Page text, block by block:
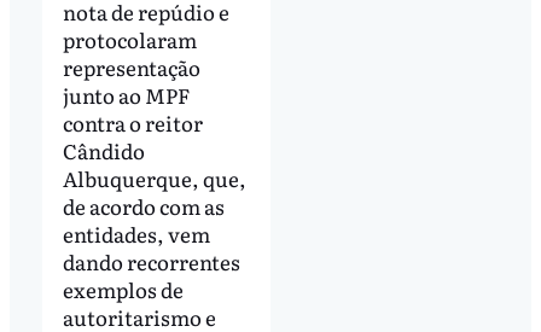
nota de repúdio e
protocolaram
representação
junto ao MPF
contra o reitor
Cândido
Albuquerque, que,
de acordo com as
entidades, vem
dando recorrentes
exemplos de
autoritarismo e